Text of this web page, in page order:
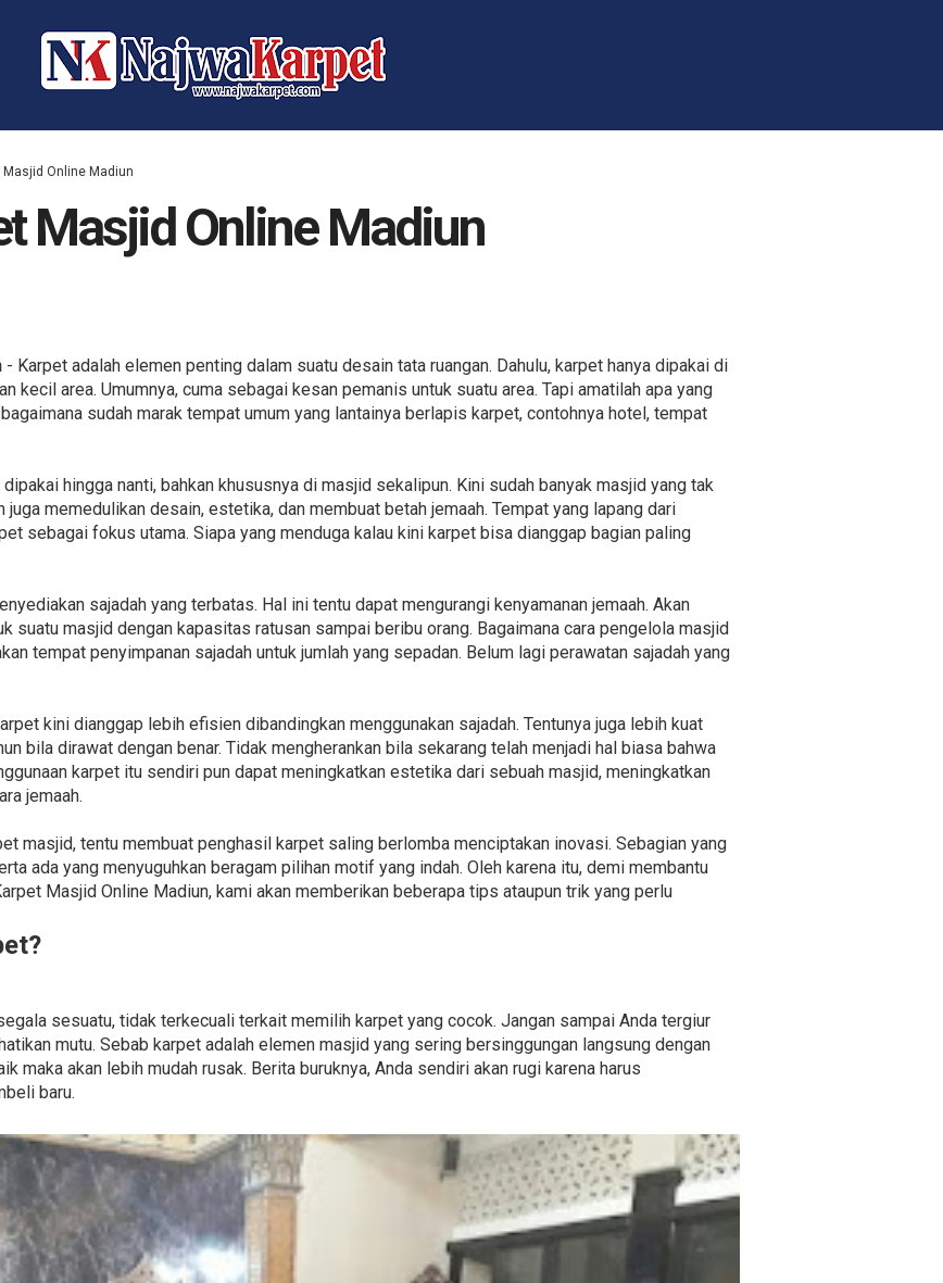
Online Madiun
Masjid Online Madiun
- Karpet adalah elemen penting dalam suatu desain tata ruangan. Dahulu, karpet hanya dipakai di
kecil area. Umumnya, cuma sebagai kesan pemanis untuk suatu area. Tapi amatilah apa yang
sudah marak tempat umum yang lantainya berlapis karpet, contohnya hotel, tempat
hingga nanti, bahkan khususnya di masjid sekalipun. Kini sudah banyak masjid yang tak
memedulikan desain, estetika, dan membuat betah jemaah. Tempat yang lapang dari
sebagai fokus utama. Siapa yang menduga kalau kini karpet bisa dianggap bagian paling
sajadah yang terbatas. Hal ini tentu dapat mengurangi kenyamanan jemaah. Akan
suatu masjid dengan kapasitas ratusan sampai beribu orang. Bagaimana cara pengelola masjid
tempat penyimpanan sajadah untuk jumlah yang sepadan. Belum lagi perawatan sajadah yang
kini dianggap lebih efisien dibandingkan menggunakan sajadah. Tentunya juga lebih kuat
bila dirawat dengan benar. Tidak mengherankan bila sekarang telah menjadi hal biasa bahwa
karpet itu sendiri pun dapat meningkatkan estetika dari sebuah masjid, meningkatkan
jemaah.
masjid, tentu membuat penghasil karpet saling berlomba menciptakan inovasi. Sebagian yang
ada yang menyuguhkan beragam pilihan motif yang indah. Oleh karena itu, demi membantu
Masjid Online Madiun, kami akan memberikan beberapa tips ataupun trik yang perlu
sesuatu, tidak terkecuali terkait memilih karpet yang cocok. Jangan sampai Anda tergiur
mutu. Sebab karpet adalah elemen masjid yang sering bersinggungan langsung dengan
maka akan lebih mudah rusak. Berita buruknya, Anda sendiri akan rugi karena harus
baru.